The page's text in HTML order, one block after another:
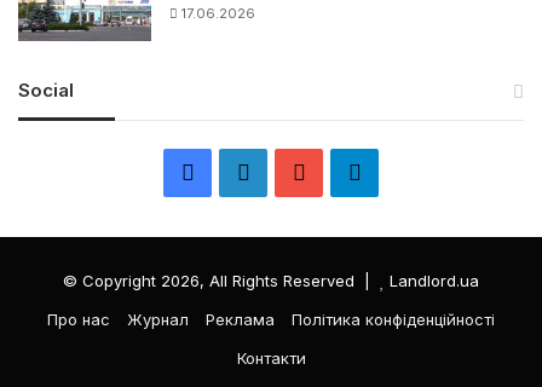
17.06.2026
Social
e
k
e
T
л
е
© Copyright 2026, All Rights Reserved |
Landlord.ua
Про нас
Журнал Реклама
Політика конфіденційності
Контакти